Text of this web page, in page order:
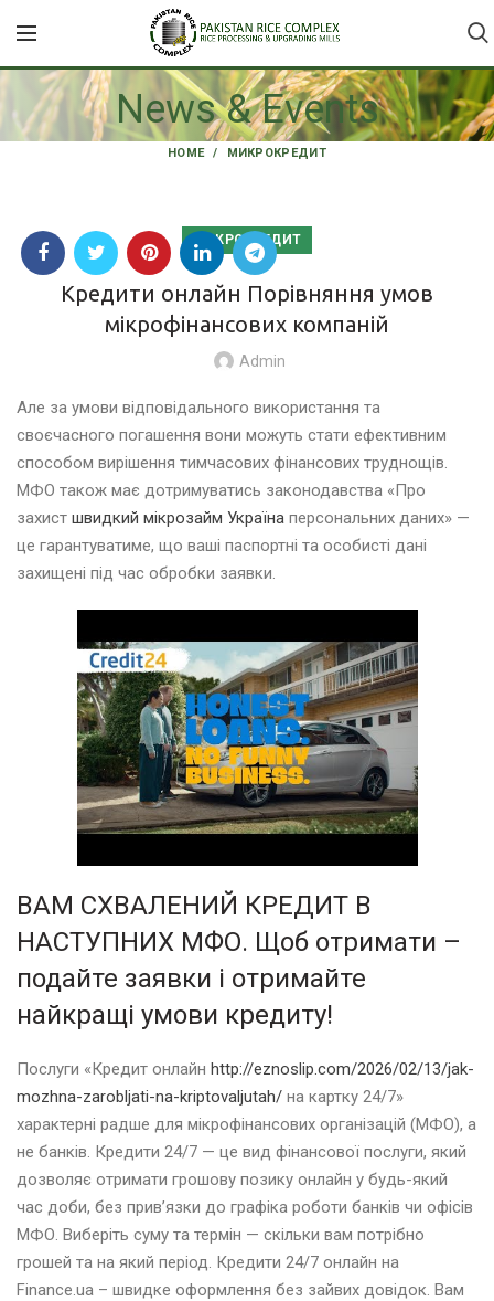
News & Events
HOME МИКРОКРЕДИТ
МИКРОКРЕДИТ
Кредити онлайн Порівняння умов
мікрофінансових компаній
Admin
Але за умови відповідального використання та
своєчасного погашення вони можуть стати ефективним
способом вирішення тимчасових фінансових труднощів.
МФО також має дотримуватись законодавства «Про
захист швидкий мікрозайм Україна персональних даних» —
це гарантуватиме, що ваші паспортні та особисті дані
захищені під час обробки заявки.
ВАМ СХВАЛЕНИЙ КРЕДИТ В
НАСТУПНИХ МФО. Щоб отримати –
подайте заявки і отримайте
найкращі умови кредиту!
Послуги «Кредит онлайн http://eznoslip.com/2026/02/13/jak-
mozhna-zarobljati-na-kriptovaljutah/ на картку 24/7»
характерні радше для мікрофінансових організацій (МФО), а
не банків. Кредити 24/7 — це вид фінансової послуги, який
дозволяє отримати грошову позику онлайн у будь-який
час доби, без прив’язки до графіка роботи банків чи офісів
МФО. Виберіть суму та термін — скільки вам потрібно
грошей та на який період. Кредити 24/7 онлайн на
Finance.ua – швидке оформлення без зайвих довідок. Вам